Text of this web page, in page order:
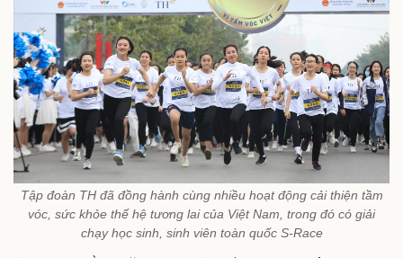
Tập đoàn TH đã đồng hành cùng nhiều hoạt động cải thiện tầm
vóc, sức khỏe thế hệ tương lai của Việt Nam, trong đó có giải
chạy học sinh, sinh viên toàn quốc S-Race